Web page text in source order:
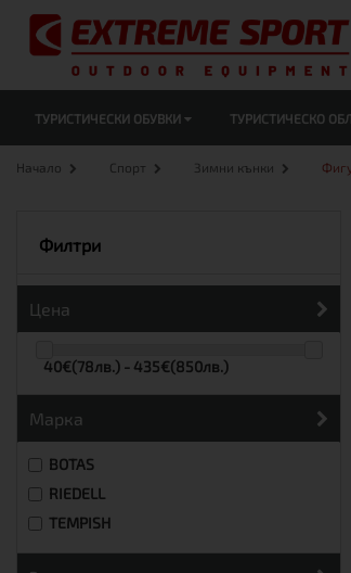
ТУРИСТИЧЕСКИ ОБУВКИ ТУРИСТИЧЕСКО
Начало Спорт Зимни кънки
Филтри
Цена
40€(78лв.) - 435€(850лв.)
Марка
BOTAS
RIEDELL
TEMPISH